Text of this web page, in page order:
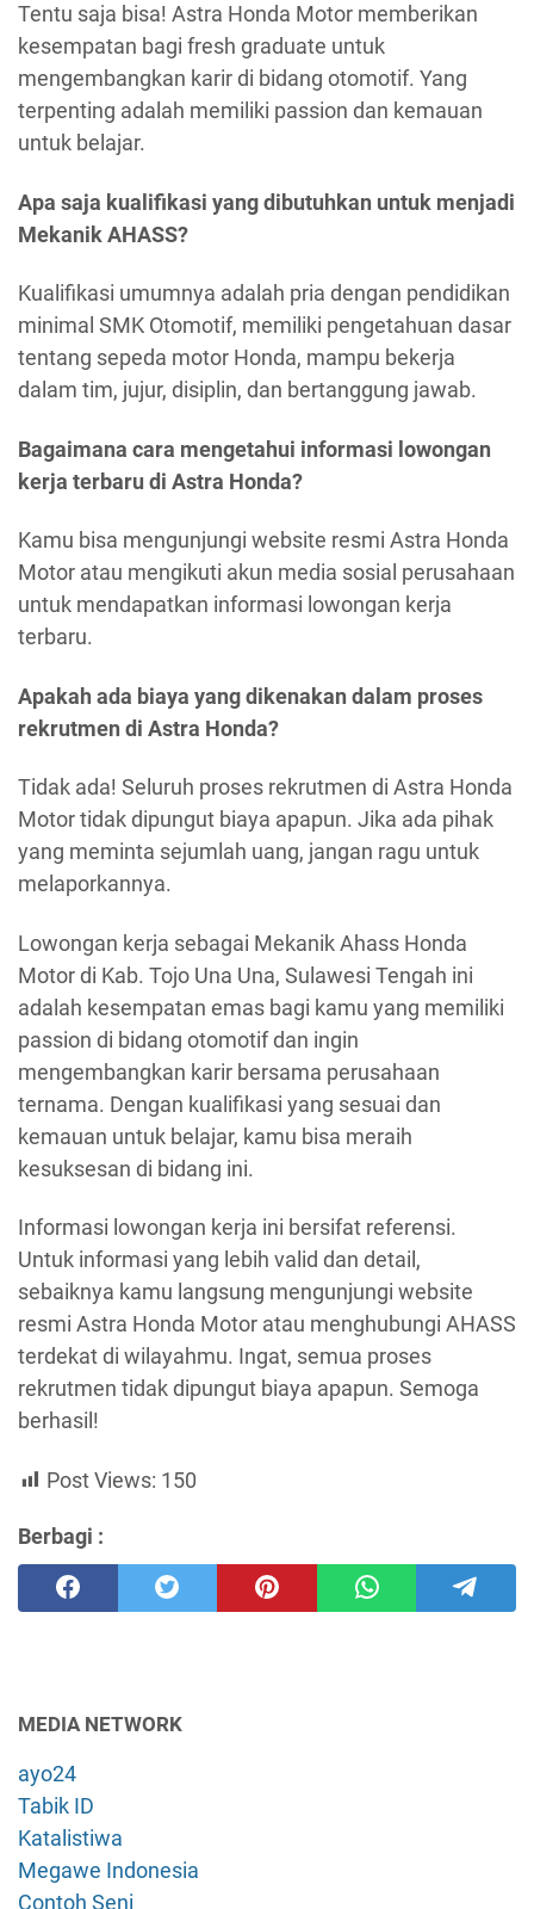
Tentu saja bisa! Astra Honda Motor memberikan
kesempatan bagi fresh graduate untuk
mengembangkan karir di bidang otomotif. Yang
terpenting adalah memiliki passion dan kemauan
untuk belajar.
Apa saja kualifikasi yang dibutuhkan untuk menjadi
Mekanik AHASS?
Kualifikasi umumnya adalah pria dengan pendidikan
minimal SMK Otomotif, memiliki pengetahuan dasar
tentang sepeda motor Honda, mampu bekerja
dalam tim, jujur, disiplin, dan bertanggung jawab.
Bagaimana cara mengetahui informasi lowongan
kerja terbaru di Astra Honda?
Kamu bisa mengunjungi website resmi Astra Honda
Motor atau mengikuti akun media sosial perusahaan
untuk mendapatkan informasi lowongan kerja
terbaru.
Apakah ada biaya yang dikenakan dalam proses
rekrutmen di Astra Honda?
Tidak ada! Seluruh proses rekrutmen di Astra Honda
Motor tidak dipungut biaya apapun. Jika ada pihak
yang meminta sejumlah uang, jangan ragu untuk
melaporkannya.
Lowongan kerja sebagai Mekanik Ahass Honda
Motor di Kab. Tojo Una Una, Sulawesi Tengah ini
adalah kesempatan emas bagi kamu yang memiliki
passion di bidang otomotif dan ingin
mengembangkan karir bersama perusahaan
ternama. Dengan kualifikasi yang sesuai dan
kemauan untuk belajar, kamu bisa meraih
kesuksesan di bidang ini.
Informasi lowongan kerja ini bersifat referensi.
Untuk informasi yang lebih valid dan detail,
sebaiknya kamu langsung mengunjungi website
resmi Astra Honda Motor atau menghubungi AHASS
terdekat di wilayahmu. Ingat, semua proses
rekrutmen tidak dipungut biaya apapun. Semoga
berhasil!
Post Views: 150
Berbagi :
MEDIA NETWORK
ayo24
Tabik ID
Katalistiwa
Megawe Indonesia
Contoh Seni